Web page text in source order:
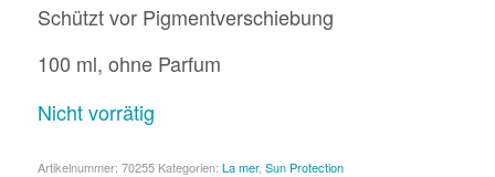
Schützt vor Pigmentverschiebung
100 ml, ohne Parfum
Nicht vorrätig
Artikelnummer: 70255 Kategorien: La mer, Sun Protection